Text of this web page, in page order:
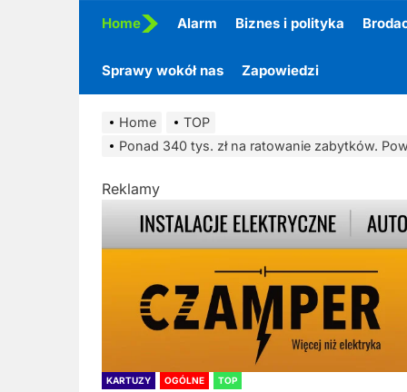
Home Alarm Biznes i polityka
Sprawy wokół nas Zapowiedzi
Home
TOP
Ponad 340 tys. zł na ratowanie zabytków.
Reklamy
KARTUZY OGÓLNE TOP